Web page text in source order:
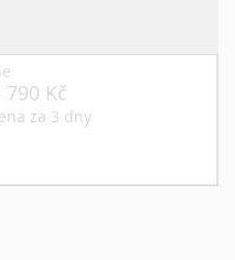
790 Kč
za 3 dny